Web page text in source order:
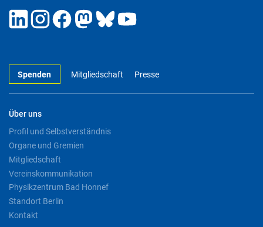
Spenden Mitgliedschaft Presse
Über uns
Profil und Selbstverständnis
Organe und Gremien
Mitgliedschaft
Vereinskommunikation
Physikzentrum Bad Honnef
Standort Berlin
Kontakt